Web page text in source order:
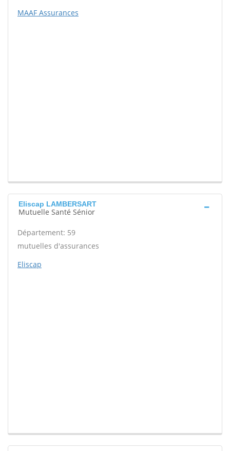
MAAF Assurances
Eliscap LAMBERSART
Mutuelle Santé Sénior
Département: 59
mutuelles d'assurances
Eliscap